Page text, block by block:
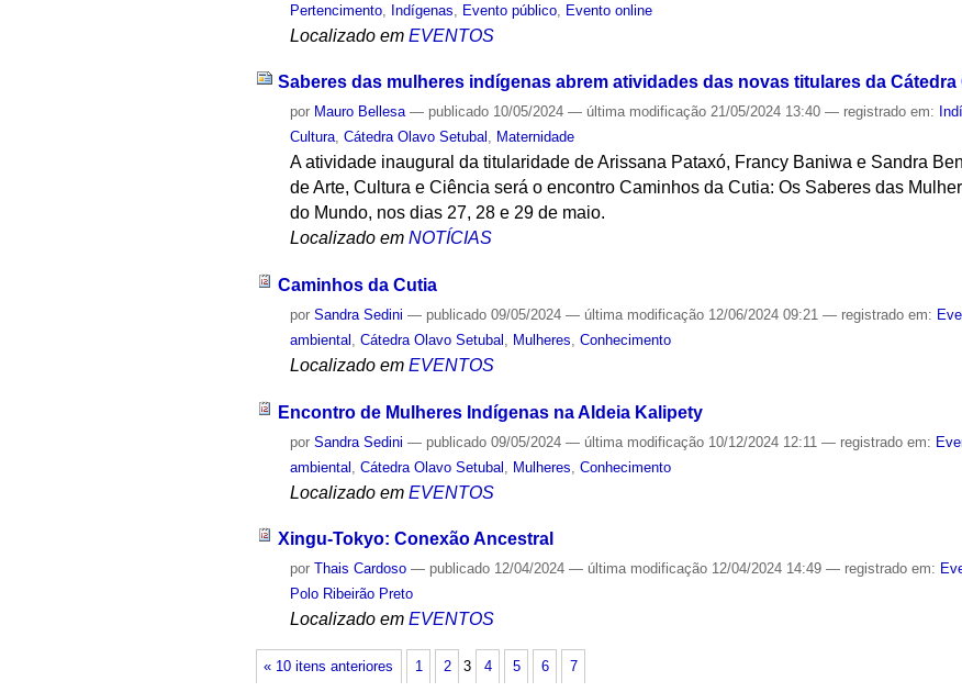
Pertencimento Indígenas Evento público Evento online
Localizado em EVENTOS
Saberes das mulheres indígenas abrem atividades das novas titulares da Cátedra
por Mauro Bellesa — publicado 10/05/2024— última modificação 21/05/2024 13:40— registrado em:
Cultura,Cátedra Olavo Setubal , Maternidade
A atividade inaugural da titularidade de Arissana Pataxó, Francy Baniwa e Sandra
de Arte, Cultura e Ciência será o encontro Caminhos da Cutia: Os Saberes das
do Mundo, nos dias 27, 28 e 29 de maio.
Localizado em NOTÍCIAS
Caminhos da Cutia
porSandra Sedini — publicado 09/05/2024— última modificação 12/06/2024 09:21— registrado em:
ambiental
,Cátedra Olavo Setubal Mulheres ,Conhecimento
Localizado em EVENTOS
Encontro de Mulheres Indígenas na Aldeia Kalipety
porSandra Sedini — publicado 09/05/2024— última modificação 10/12/2024 12:11— registrado em:
ambiental ,Cátedra Olavo Setubal Mulheres ,Conhecimento
Localizado em EVENTOS
Xingu-Tokyo: Conexão Ancestral
porThais Cardoso — publicado 12/04/2024— última modificação 12/04/2024 14:49— registrado em:
Polo Ribeirão Preto
Localizado em EVENTOS
« 10 itens anteriores 1 2 3 4 5 6 7